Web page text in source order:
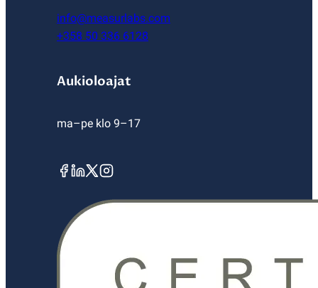
info@measurlabs.com
+358 50 336 6128
Aukioloajat
ma–pe klo 9–17